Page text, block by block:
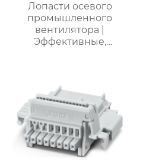
Лопасти осевого
промышленного
вентилятора |
Эффективные,
и низким уровнем
шума